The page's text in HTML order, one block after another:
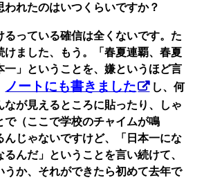
われたのはいつくらいですか？
るっている確信は全くないです。た
けました、もう。「春夏連覇、春夏
一」ということを、嫌というほど言
ノートにも書きました
し、何
なが見えるところに貼ったり、しゃ
で（ここで学校のチャイムが鳴
んじゃないですけど、「日本一にな
んだ」ということを言い続けて、
うか、それができたら初めて去年で